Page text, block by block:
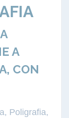
A
CON
Poligrafia,